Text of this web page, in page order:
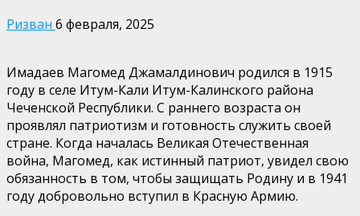
Ризван 6 февраля, 2025
Имадаев Магомед Джамалдинович родился в 1915
году в селе Итум-Кали Итум-Калинского района
Чеченской Республики. С раннего возраста он
проявлял патриотизм и готовность служить своей
стране. Когда началась Великая Отечественная
война, Магомед, как истинный патриот, увидел свою
обязанность в том, чтобы защищать Родину и в 1941
году добровольно вступил в Красную Армию.